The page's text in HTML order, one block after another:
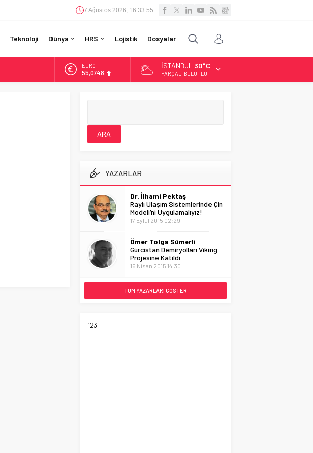
7 Ağustos 2026, 16:33:56
Teknoloji Dünya HRS Lojistik Dosyalar
EURO
55,0748
13.785,25
DOLAR
İSTANBUL 30°C
PARÇALI BULUTLU
YAZARLAR
Dr. İlhami Pektaş
Raylı Ulaşım Sistemlerinde Çin
Modeli’ni Uygulamalıyız!
17 Eylül 2015 02:29
Ömer Tolga Sümerli
Gürcistan Demiryolları Viking
Projesine Katıldı
16 Nisan 2015 14:30
TÜM YAZARLARI GÖSTER
123